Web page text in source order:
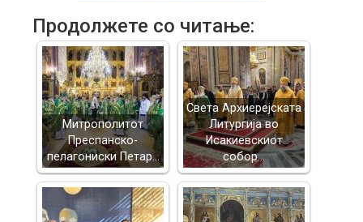
Продолжете со читање:
Митрополитот
Преспанско-
пелагониски Петар…
Света Архиерејската
Литургија во
Исакиевскиот
собор…